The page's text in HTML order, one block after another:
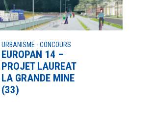
URBANISME - CONCOURS
EUROPAN 14 –
PROJET LAUREAT
LA GRANDE MINE
(33)